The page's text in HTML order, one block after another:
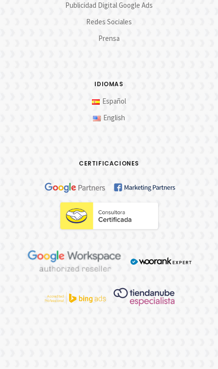
Publicidad Digital Google Ads
Redes Sociales
Prensa
IDIOMAS
Español
English
CERTIFICACIONES